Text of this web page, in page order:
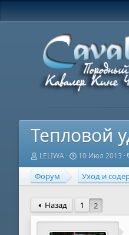
Тепловой
А
т
о
т
е
м
LELIWA
Д
т
а
а
ч
а
л
10 Июл 2013
Форум Уход и
Назад 1 2